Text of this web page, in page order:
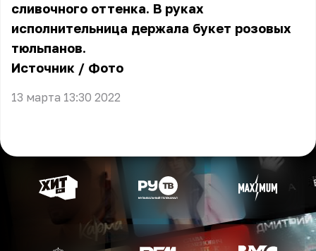
сливочного оттенка. В руках
исполнительница держала букет розовых
тюльпанов.
Источник / Фото
13 марта 13:30 2022